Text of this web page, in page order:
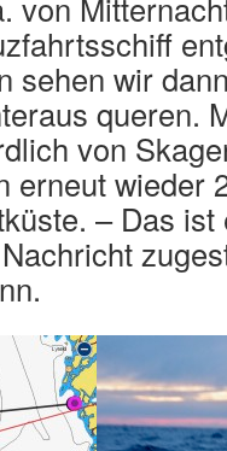
sehen wir
queren.
von
erneut wieder
– Das